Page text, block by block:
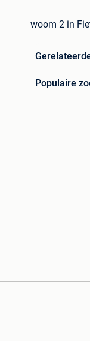
woom 2 in
Populaire